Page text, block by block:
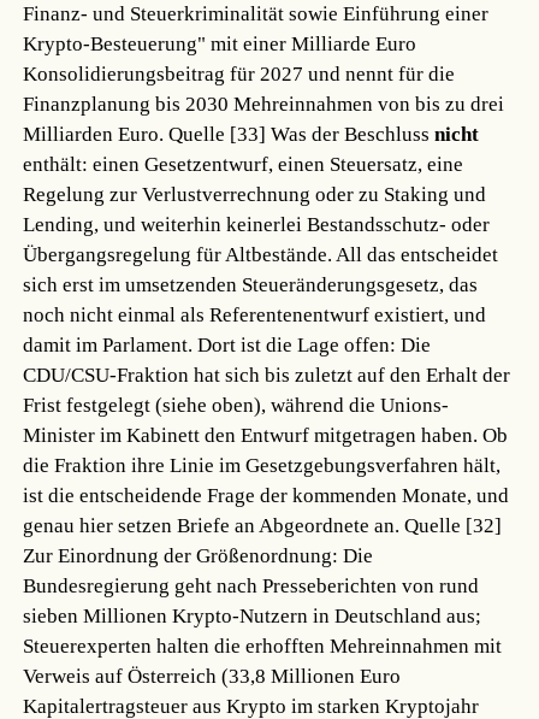
Finanz- und Steuerkriminalität sowie Einführung einer
Krypto-Besteuerung" mit einer Milliarde Euro
Konsolidierungsbeitrag für 2027 und nennt für die
Finanzplanung bis 2030 Mehreinnahmen von bis zu drei
Milliarden Euro.Quelle [33] Was der Beschlussnicht
enthält: einen Gesetzentwurf, einen Steuersatz, eine
Regelung zur Verlustverrechnung oder zu Staking und
Lending, und weiterhin keinerlei Bestandsschutz- oder
Übergangsregelung für Altbestände. All das entscheidet
sich erst im umsetzenden Steueränderungsgesetz, das
noch nicht einmal als Referentenentwurf existiert, und
damit im Parlament. Dort ist die Lage offen: Die
CDU/CSU-Fraktion hat sich bis zuletzt auf den Erhalt der
Frist festgelegt (siehe oben), während die Unions-
Minister im Kabinett den Entwurf mitgetragen haben. Ob
die Fraktion ihre Linie im Gesetzgebungsverfahren hält,
ist die entscheidende Frage der kommenden Monate, und
genau hier setzen Briefe an Abgeordnete an.Quelle [32]
Zur Einordnung der Größenordnung: Die
Bundesregierung geht nach Presseberichten von rund
sieben Millionen Krypto-Nutzern in Deutschland aus;
Steuerexperten halten die erhofften Mehreinnahmen mit
Verweis auf Österreich (33,8 Millionen Euro
Kapitalertragsteuer aus Krypto im starken Kryptojahr